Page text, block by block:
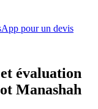
pour un devis
évaluation
Manashah